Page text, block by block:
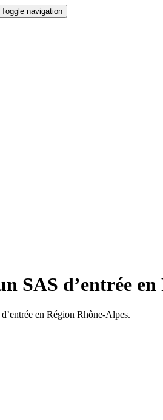
Toggle navigation
SAS d’entrée
en Région Rhône-Alpes.